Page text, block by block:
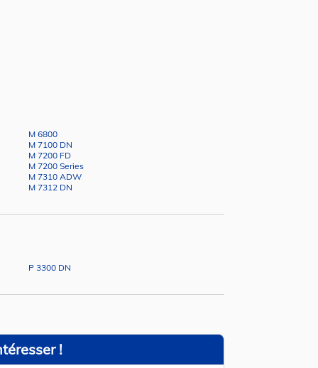
M 6800
M 7100 DN
M 7200 FD
M 7200 Series
M 7310 ADW
M 7312 DN
P 3300 DN
!